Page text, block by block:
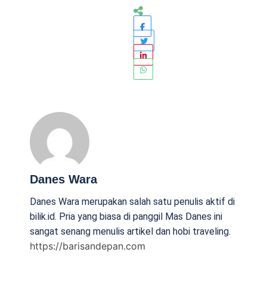
Danes Wara
Danes Wara merupakan salah satu penulis aktif di
bilik.id. Pria yang biasa di panggil Mas Danes ini
sangat senang menulis artikel dan hobi traveling.
https://barisandepan.com